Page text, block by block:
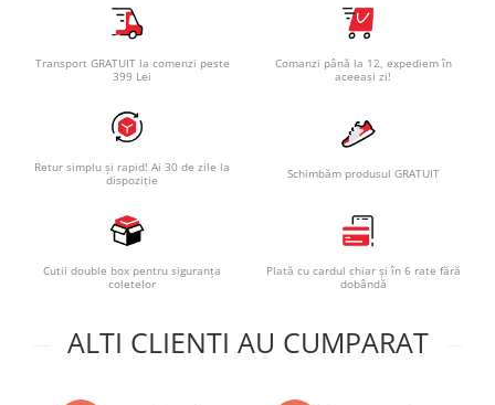
Transport GRATUIT la comenzi peste
399 Lei
Comanzi până la 12, expediem în
aceeași zi!
Retur simplu și rapid! Ai 30 de zile la
dispoziție
Schimbăm produsul GRATUIT
Cutii double box pentru siguranța
coletelor
Plată cu cardul chiar și în 6 rate fără
dobândă
ALTI CLIENTI AU CUMPARAT